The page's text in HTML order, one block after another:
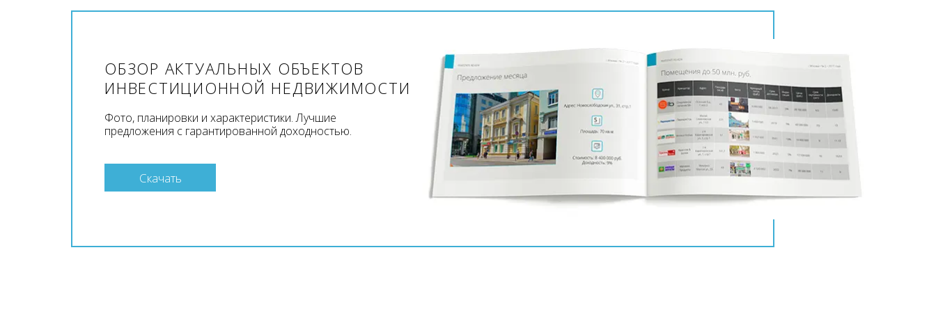
ОБЗОР АКТУАЛЬНЫХ ОБЪЕКТОВ
ИНВЕСТИЦИОННОЙ НЕДВИЖИМОСТИ
Фото, планировки и характеристики. Лучшие
предложения с гарантированной доходностью.
Скачать